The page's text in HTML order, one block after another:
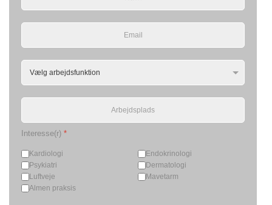
Interesse(r) *
Kardiologi
Endokrinologi
Psykiatri
Dermatologi
Luftveje
Mavetarm
Almen praksis